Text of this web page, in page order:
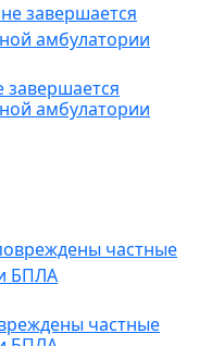
завершается
амбулатории
частные